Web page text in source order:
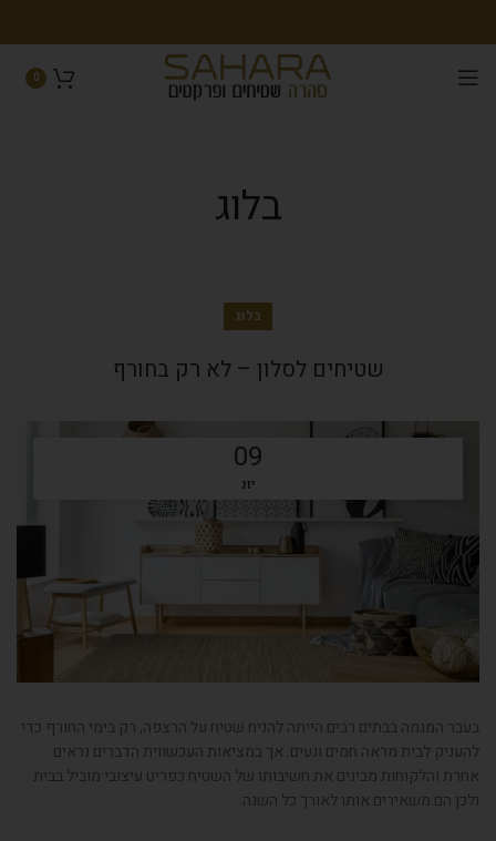
0
בלוג
בלוג
שטיחים לסלון – לא רק בחורף
09
יונ
בעבר המגמה בבתים רבים הייתה להניח שטיח על הרצפה, רק בימי החורף כדי
להעניק לבית מראה חמים ונעים. אך במציאות העכשווית הדברים נראים
אחרת והלקוחות מבינים את חשיבותו של השטיח כפריט עיצובי מוביל בבית
ולכן הם משאירים אותו לאורך כל השנה.